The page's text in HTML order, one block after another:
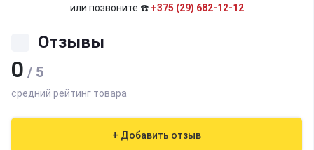
или позвоните ☎️ +375 (29) 682-12-12
Отзывы
0 / 5
средний рейтинг товара
+ Добавить отзыв